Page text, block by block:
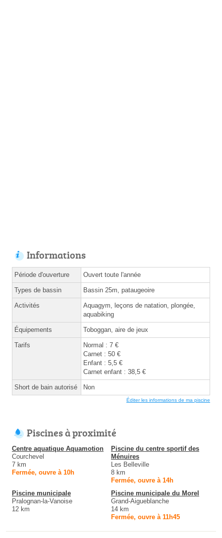
Informations
Période d'ouverture Ouvert toute l'année
Types de bassin Bassin 25m, pataugeoire
Activités
Aquagym, leçons de natation, plongée,
aquabiking
Équipements Toboggan, aire de jeux
Tarifs
Normal : 7 €
Carnet : 50 €
Enfant : 5,5 €
Carnet enfant : 38,5 €
Short de bain autorisé Non
Éditer les informations de ma piscine
Piscines à proximité
Centre aquatique Aquamotion
Courchevel
7 km
Fermée, ouvre à 10h
Piscine du centre sportif des
Ménuires
Les Belleville
8 km
Fermée, ouvre à 14h
Piscine municipale
Pralognan-la-Vanoise
12 km
Piscine municipale du Morel
Grand-Aigueblanche
14 km
Fermée, ouvre à 11h45